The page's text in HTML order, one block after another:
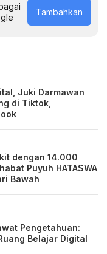
Tambahkan
Juki Darmawan
di Tiktok,
dengan 14.000
Puyuh HATASWA
Bawah
Pengetahuan:
Belajar Digital